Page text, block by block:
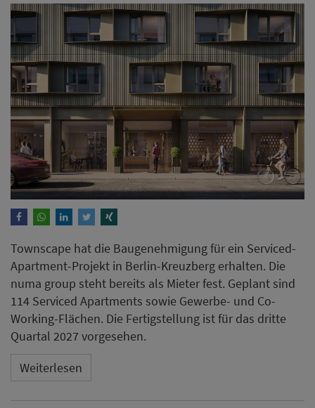
Townscape hat die Baugenehmigung für ein Serviced-
Apartment-Projekt in Berlin-Kreuzberg erhalten. Die
numa group steht bereits als Mieter fest. Geplant sind
114 Serviced Apartments sowie Gewerbe- und Co-
Working-Flächen. Die Fertigstellung ist für das dritte
Quartal 2027 vorgesehen.
Weiterlesen